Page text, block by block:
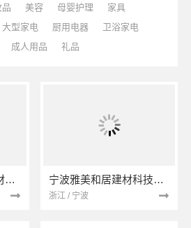
品 美容 母婴护理
家具
大型家电 厨用电器
卫浴家电
成人用品 礼品
扬州康馨居装饰工程材料有限公司 宁波雅美和居建材科技有限公司
浙江 / 宁波